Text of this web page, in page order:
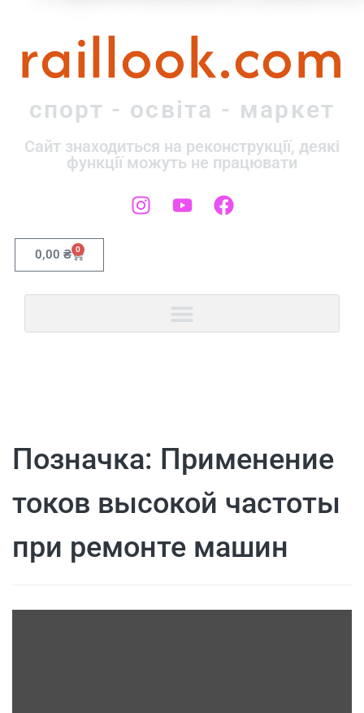
raillook.com
спорт - освіта - маркет
Сайт знаходиться на реконструкції, деякі
функції можуть не працювати
0,00 ₴ 0
Позначка: Применение
токов высокой частоты
при ремонте машин